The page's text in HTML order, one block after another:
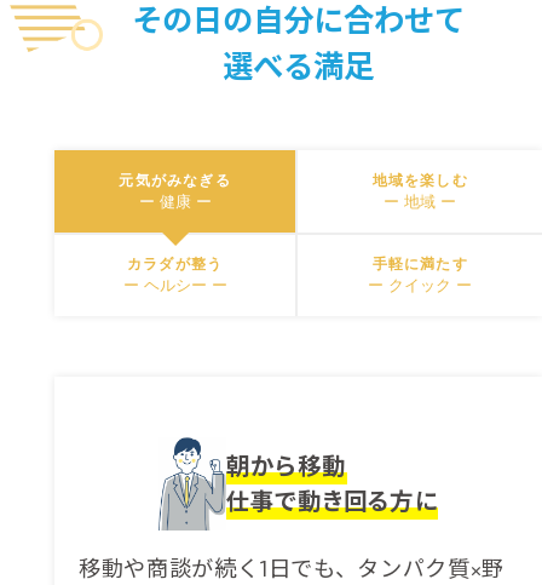
その日の自分に合わせて
選べる満足
元気がみなぎる
ー 健康 ー
地域を楽しむ
ー 地域 ー
カラダが整う
ー ヘルシー ー
手軽に満たす
ー クイック ー
朝から移動
仕事で動き回る方に
移動や商談が続く1日でも、タンパク質×野